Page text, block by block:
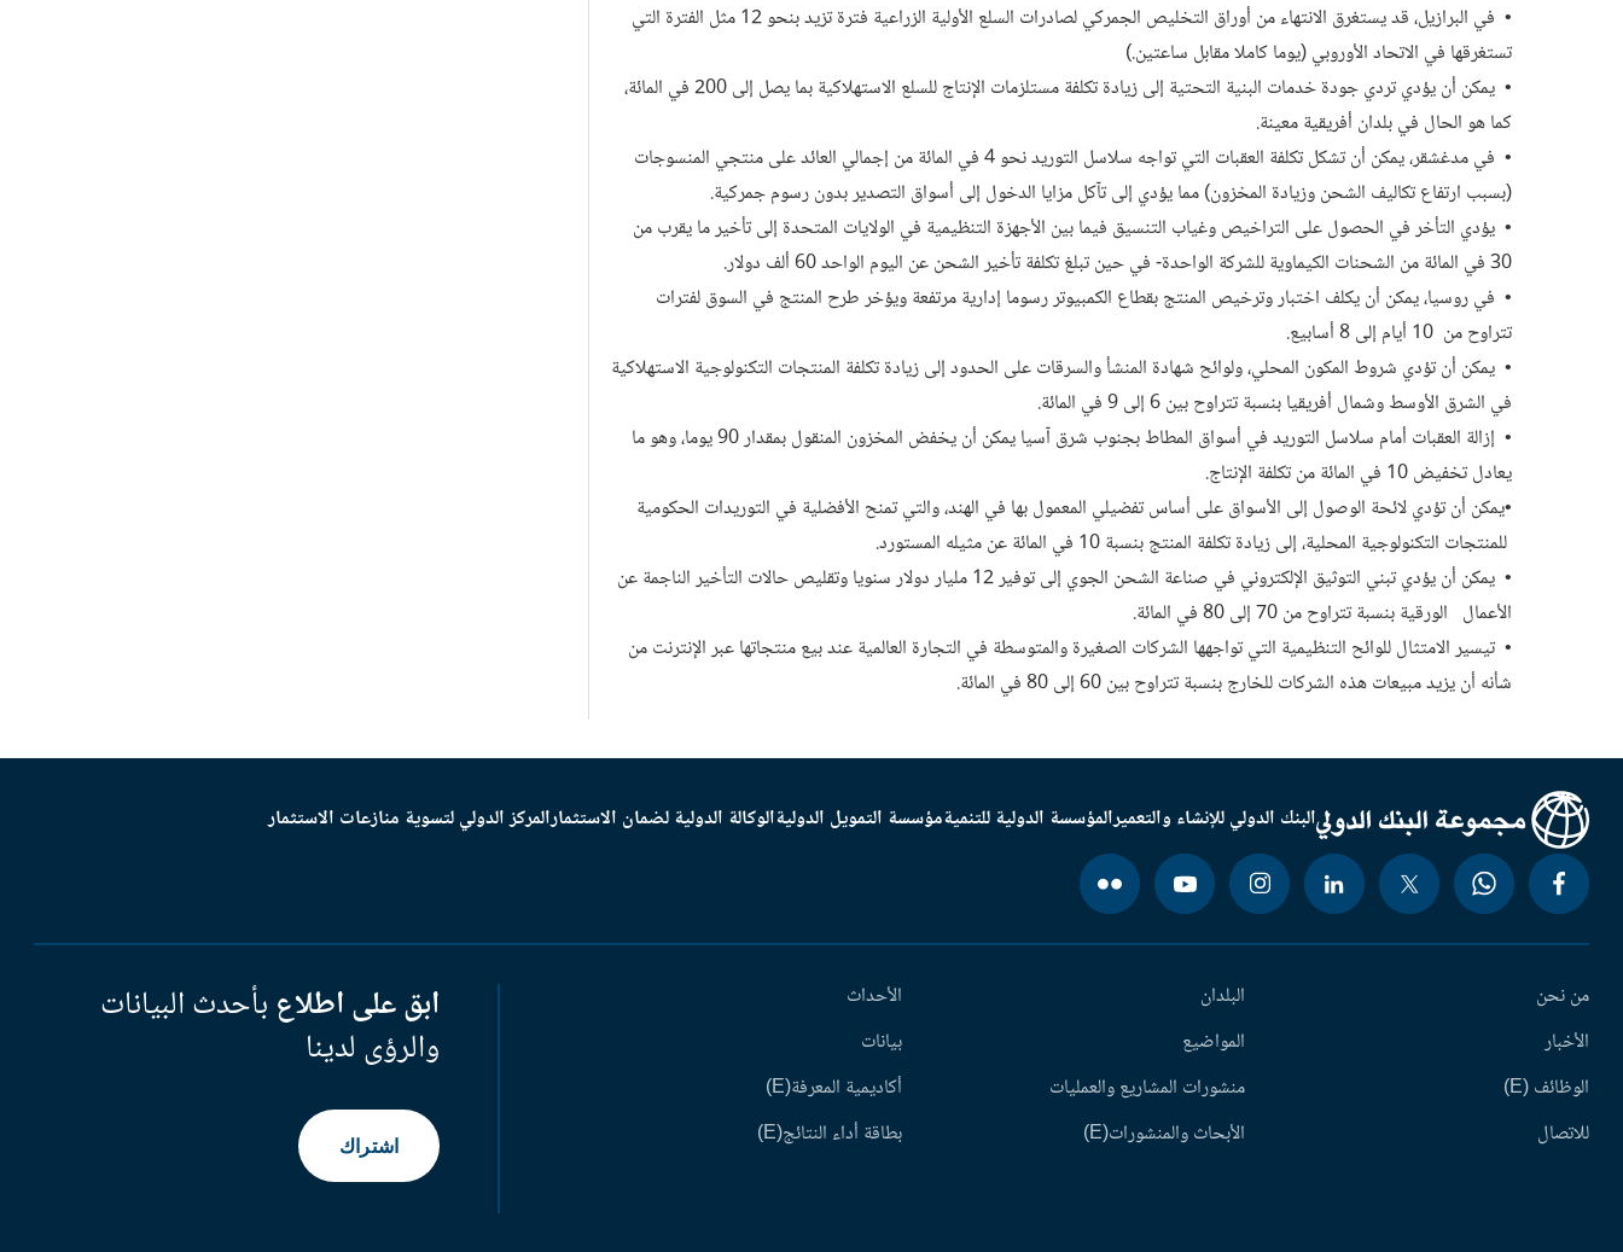
• في البرازيل، قد يستغرق الانتهاء من أوراق التخليص الجمركي لصادرات السلع الأولية الزراعية فترة تزيد بنحو 12 مثل الفترة التي
تستغرقها في الاتحاد الأوروبي (يوما كاملا مقابل ساعتين.)
• يمكن أن يؤدي تردي جودة خدمات البنية التحتية إلى زيادة تكلفة مستلزمات الإنتاج للسلع الاستهلاكية بما يصل إلى 200 في المائة،
كما هو الحال في بلدان أفريقية معينة.
• في مدغشقر، يمكن أن تشكل تكلفة العقبات التي تواجه سلاسل التوريد نحو 4 في المائة من إجمالي العائد على منتجي المنسوجات
(بسبب ارتفاع تكاليف الشحن وزيادة المخزون) مما يؤدي إلى تآكل مزايا الدخول إلى أسواق التصدير بدون رسوم جمركية.
• يؤدي التأخر في الحصول على التراخيص وغياب التنسيق فيما بين الأجهزة التنظيمية في الولايات المتحدة إلى تأخير ما يقرب من
30 في المائة من الشحنات الكيماوية للشركة الواحدة- في حين تبلغ تكلفة تأخير الشحن عن اليوم الواحد 60 ألف دولار.
• في روسيا، يمكن أن يكلف اختبار وترخيص المنتج بقطاع الكمبيوتر رسوما إدارية مرتفعة ويؤخر طرح المنتج في السوق لفترات
تتراوح من 10 أيام إلى 8 أسابيع.
• يمكن أن تؤدي شروط المكون المحلي، ولوائح شهادة المنشأ والسرقات على الحدود إلى زيادة تكلفة المنتجات التكنولوجية الاستهلاكية
في الشرق الأوسط وشمال أفريقيا بنسبة تتراوح بين 6 إلى 9 في المائة.
• إزالة العقبات أمام سلاسل التوريد في أسواق المطاط بجنوب شرق آسيا يمكن أن يخفض المخزون المنقول بمقدار 90 يوما، وهو ما
يعادل تخفيض 10 في المائة من تكلفة الإنتاج.
•يمكن أن تؤدي لائحة الوصول إلى الأسواق على أساس تفضيلي المعمول بها في الهند، والتي تمنح الأفضلية في التوريدات الحكومية
للمنتجات التكنولوجية المحلية، إلى زيادة تكلفة المنتج بنسبة 10 في المائة عن مثيله المستورد.
• يمكن أن يؤدي تبني التوثيق الإلكتروني في صناعة الشحن الجوي إلى توفير 12 مليار دولار سنويا وتقليص حالات التأخير الناجمة عن
الأعمال الورقية بنسبة تتراوح من 70 إلى 80 في المائة.
• تيسير الامتثال للوائح التنظيمية التي تواجهها الشركات الصغيرة والمتوسطة في التجارة العالمية عند بيع منتجاتها عبر الإنترنت من
شأنه أن يزيد مبيعات هذه الشركات للخارج بنسبة تتراوح بين 60 إلى 80 في المائة.
البنك الدولي للإنشاء والتعميرالمؤسسة الدولية للتنميةمؤسسة التمويل الدوليةالوكالة الدولية لضمان الاستثمارالمركز الدولي لتسوية منازعات الاستثمار
من نحن
الأخبار
الوظائف (E)
للاتصال
البلدان
المواضيع
منشورات المشاريع والعمليات
الأبحاث والمنشورات(E)
الأحداث
بيانات
أكاديمية المعرفة(E)
بطاقة أداء النتائج(E)
ابق على اطلاع بأحدث البيانات
والرؤى لدينا
اشتراك